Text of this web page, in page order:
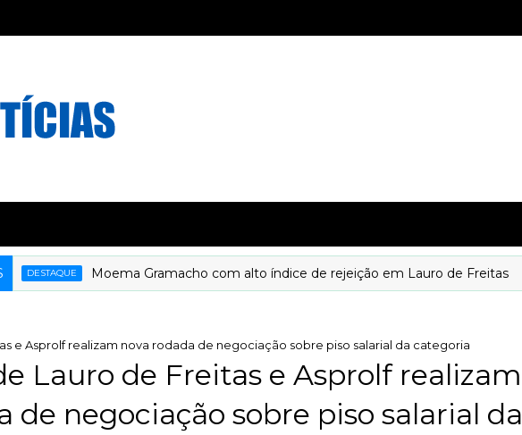
DESTAQUE Moema Gramacho com alto índice de rejeição em Lauro de Freitas
e Asprolf realizam nova rodada de negociação sobre piso salarial da categoria
Lauro de Freitas e Asprolf realizam
de negociação sobre piso salarial da